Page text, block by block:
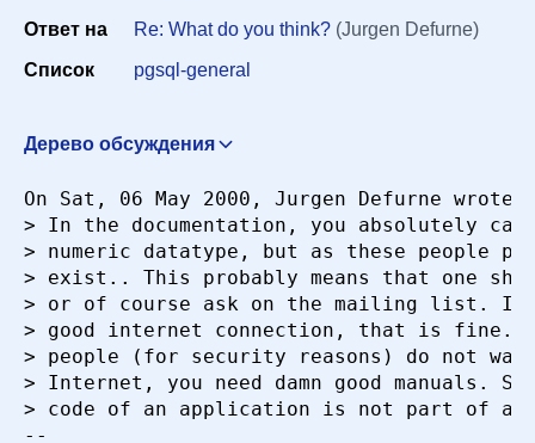
Ответ на
Re: What do you think? (Jurgen Defurne)
Список
pgsql-general
Дерево обсуждения
<defurnj@glo.be> 6 мая 2000 г. в 02:00:07
Re: What do you think?
"Robert B. Easter"
<reaster@comptechnews.com>
6 мая 2000 г. в
10:40:03
Re: What do you think? Elijah Roberts
<eroberts@alexandriasc.com> 6 мая 2000 г. в
12:25:07
Re: What do you think? Bruce Momjian
On Sat, 06 May 2000, Jurgen Defurne wrote:
> In the documentation, you absolutely
> numeric datatype, but as these people
> exist.. This probably means that one
> or of course ask on the mailing list. If
> good internet connection, that is fine.
> people (for security reasons) do not
> Internet, you need damn good manuals.
> code of an application is not part of a
--